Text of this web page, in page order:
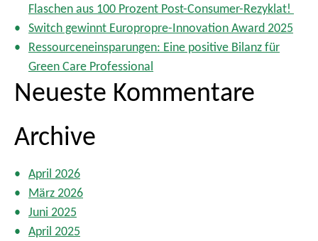
Flaschen aus 100 Prozent Post-Consumer-Rezyklat!
Switch gewinnt Europropre-Innovation Award 2025
Ressourceneinsparungen: Eine positive Bilanz für
Green Care Professional
Neueste Kommentare
Archive
April 2026
März 2026
Juni 2025
April 2025